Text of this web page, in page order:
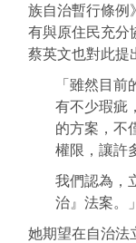
族自治暫行條例
有與原住民充分
蔡英文也對此提
「雖然目
有不少瑕疵
的方案，不
權限，讓許
我們認為，
治』法案。」
她期望在自治法